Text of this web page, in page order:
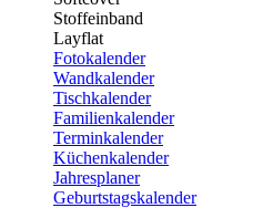
Stoffeinband
Layflat
Fotokalender
Wandkalender
Tischkalender
Familienkalender
Terminkalender
Küchenkalender
Jahresplaner
Geburtstagskalender